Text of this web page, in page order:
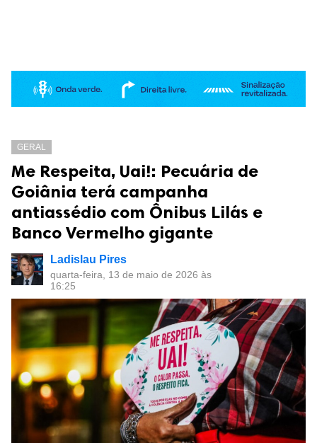
GERAL
Me Respeita, Uai!: Pecuária de
Goiânia terá campanha
antiassédio com Ônibus Lilás e
Banco Vermelho gigante
Ladislau Pires
quarta-feira, 13 de maio de 2026 às
16:25